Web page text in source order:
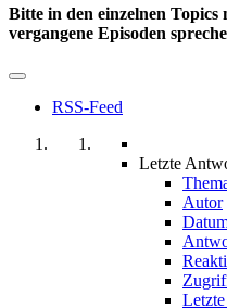
Bitte in den einzelnen
vergangene Episoden
RSS-Feed
Letzte
Autor